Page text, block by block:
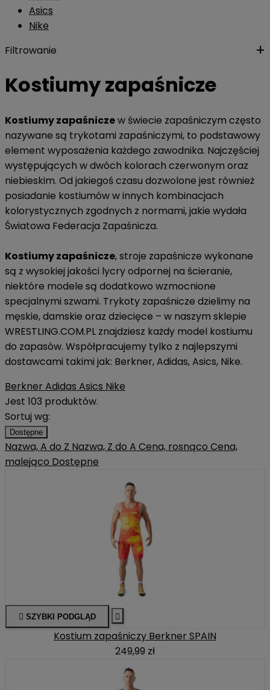
Asics
Nike
Filtrowanie
Kostiumy zapaśnicze
Kostiumy zapaśniczew świecie zapaśniczym często
nazywane są trykotami zapaśniczymi, to podstawowy
element wyposażenia każdego zawodnika. Najczęściej
występujących w dwóch kolorach czerwonym oraz
niebieskim. Od jakiegoś czasu dozwolone jest również
posiadanie kostiumów w innych kombinacjach
kolorystycznych zgodnych z normami, jakie wydała
Światowa Federacja Zapaśnicza.
Kostiumy zapaśnicze, stroje zapaśnicze wykonane
są z wysokiej jakości lycry odpornej na ścieranie,
niektóre modele są dodatkowo wzmocnione
specjalnymi szwami. Trykoty zapaśnicze dzielimy na
męskie, damskie oraz dziecięce – w naszym sklepie
WRESTLING.COM.PL znajdziesz każdy model kostiumu
do zapasów. Współpracujemy tylko z najlepszymi
dostawcami takimi jak: Berkner, Adidas, Asics, Nike.
Berkner Adidas Asics Nike
Jest 103 produktów.
Sortuj wg:
Dostępne
Nazwa, A do Z Nazwa, Z do A Cena, rosnąco Cena,
malejąco Dostępne
 SZYBKI PODGLĄD 
Kostium zapaśniczy Berkner SPAIN
249,99 zł